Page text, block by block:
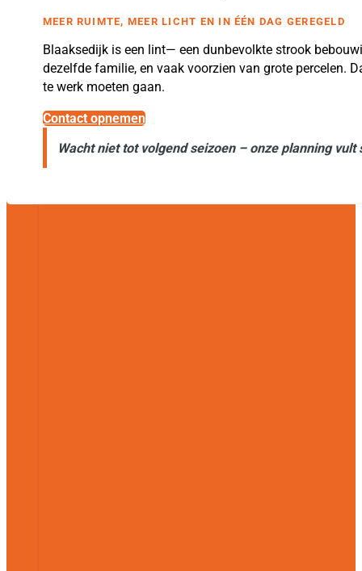
MEER RUIMTE, MEER LICHT EN IN ÉÉN DAG GEREGELD
Blaaksedijk is een lint— een dunbevolkte strook
dezelfde familie, en vaak voorzien van grote percelen.
te werk moeten gaan.
Contact opnemen
Wacht niet tot volgend seizoen – onze planning vult